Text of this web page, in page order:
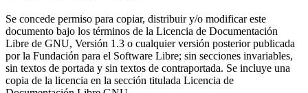
Se concede permiso para copiar, distribuir y/o modificar este
documento bajo los términos de la Licencia de Documentación
Libre de GNU, Versión 1.3 o cualquier versión posterior publicada
por la Fundación para el Software Libre; sin secciones invariables,
sin textos de portada y sin textos de contraportada. Se incluye una
copia de la licencia en la sección titulada Licencia de